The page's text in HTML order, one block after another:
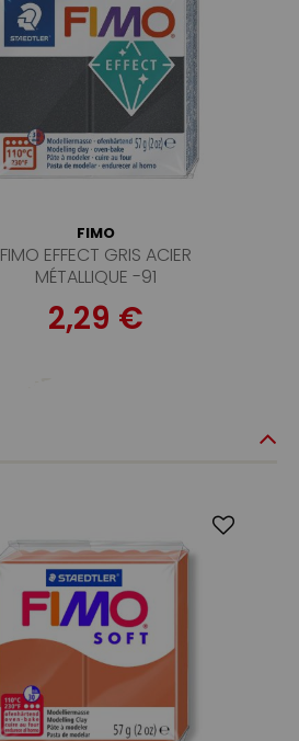
FIMO
FIMO EFFECT GRIS ACIER
MÉTALLIQUE -91
2,29 €